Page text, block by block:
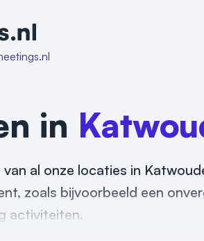
in
al onze locaties in
zoals bijvoorbeeld een
activiteiten.